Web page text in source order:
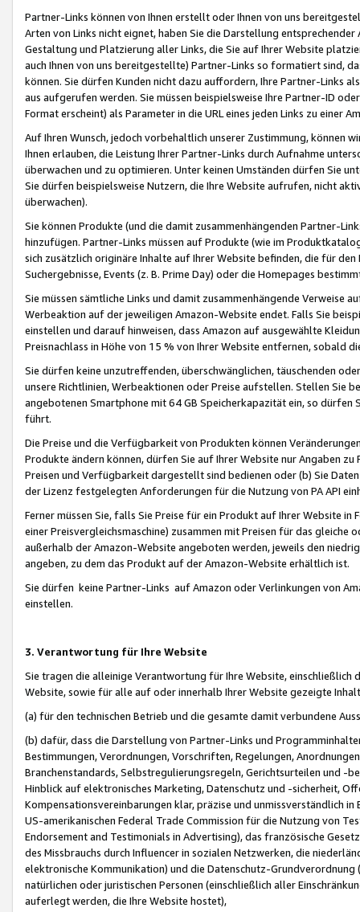
Partner-Links können von Ihnen erstellt oder Ihnen von uns
Arten von Links nicht eignet, haben Sie die Darstellung
Gestaltung und Platzierung aller Links, die Sie auf Ihrer Website
auch Ihnen von uns bereitgestellte) Partner-Links so formatiert sind,
können. Sie dürfen Kunden nicht dazu auffordern, Ihre Partner-Links
aus aufgerufen werden. Sie müssen beispielsweise Ihre Partner-ID
Format erscheint) als Parameter in die URL eines jeden Links zu einer
Auf Ihren Wunsch, jedoch vorbehaltlich unserer Zustimmung, können
Ihnen erlauben, die Leistung Ihrer Partner-Links durch Aufnahme
überwachen und zu optimieren. Unter keinen Umständen dürfen Sie
Sie dürfen beispielsweise Nutzern, die Ihre Website aufrufen, nicht
überwachen).
Sie können Produkte (und die damit zusammenhängenden Partner-
hinzufügen. Partner-Links müssen auf Produkte (wie im
sich zusätzlich originäre Inhalte auf Ihrer Website befinden, die für
Suchergebnisse, Events (z. B. Prime Day) oder die Homepages
Sie müssen sämtliche Links und damit zusammenhängende
Werbeaktion auf der jeweiligen Amazon-Website endet. Falls Sie
einstellen und darauf hinweisen, dass Amazon auf ausgewählte
Preisnachlass in Höhe von 15 % von Ihrer Website entfernen, sobald
Sie dürfen keine unzutreffenden, überschwänglichen, täuschenden
unsere Richtlinien, Werbeaktionen oder Preise aufstellen. Stellen Sie
angebotenen Smartphone mit 64 GB Speicherkapazität ein, so dürfen
führt.
Die Preise und die Verfügbarkeit von Produkten können
Produkte ändern können, dürfen Sie auf Ihrer Website nur Angaben
Preisen und Verfügbarkeit dargestellt sind bedienen oder (b) Sie
der Lizenz festgelegten Anforderungen für die Nutzung von PA API
Ferner müssen Sie, falls Sie Preise für ein Produkt auf Ihrer Website
einer Preisvergleichsmaschine) zusammen mit Preisen für das
außerhalb der Amazon-Website angeboten werden, jeweils den
angeben, zu dem das Produkt auf der Amazon-Website erhältlich ist.
Sie dürfen keine Partner-Links auf Amazon oder Verlinkungen von
einstellen.
3. Verantwortung für Ihre Website
Sie tragen die alleinige Verantwortung für Ihre Website,
Website, sowie für alle auf oder innerhalb Ihrer Website gezeigte
(a) für den technischen Betrieb und die gesamte damit verbundene
(b) dafür, dass die Darstellung von Partner-Links und
Bestimmungen, Verordnungen, Vorschriften, Regelungen,
Branchenstandards, Selbstregulierungsregeln, Gerichtsurteilen und -
Hinblick auf elektronisches Marketing, Datenschutz und -sicherheit,
Kompensationsvereinbarungen klar, präzise und unmissverständlich
US-amerikanischen Federal Trade Commission für die Nutzung von
Endorsement and Testimonials in Advertising), das französische
des Missbrauchs durch Influencer in sozialen Netzwerken, die
elektronische Kommunikation) und die Datenschutz-
natürlichen oder juristischen Personen (einschließlich aller
auferlegt werden, die Ihre Website hostet),